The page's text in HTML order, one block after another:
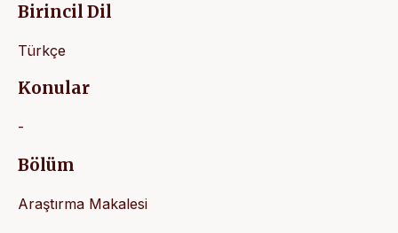
Birincil Dil
Türkçe
Konular
-
Bölüm
Araştırma Makalesi